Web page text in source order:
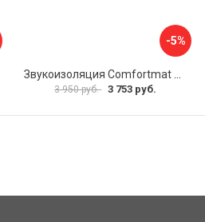
-5%
3 950 руб. 3 753 руб.